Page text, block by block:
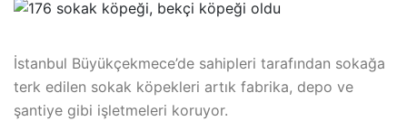
İstanbul Büyükçekmece’de sahipleri tarafından sokağa
terk edilen sokak köpekleri artık fabrika, depo ve
şantiye gibi işletmeleri koruyor.